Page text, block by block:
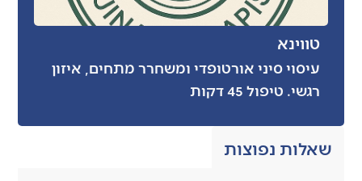
טווינא
עיסוי סיני אורטופדי ומשחרר מתחים, איזון
רגשי. טיפול 45 דקות
שאלות נפוצות